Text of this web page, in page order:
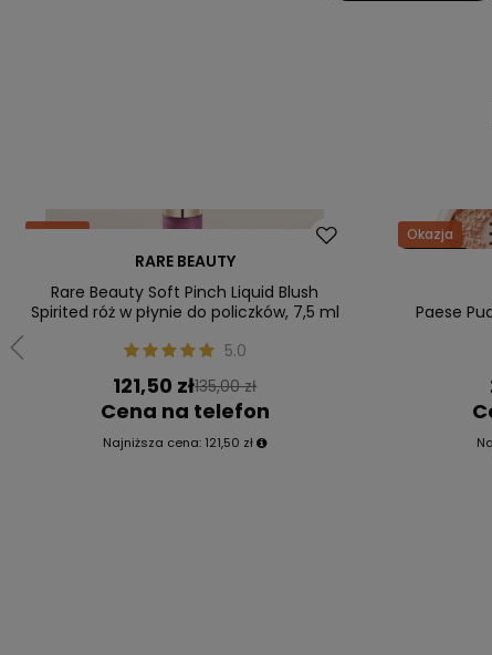
Okazja
RARE BEAUTY
Rare Beauty Soft Pinch Liquid Blush
Spirited róż w płynie do policzków, 7,5 ml
5.0
121,50 zł135,00 zł
Cena na telefon
Najniższa cena: 121,50 zł
Okazja
Paese